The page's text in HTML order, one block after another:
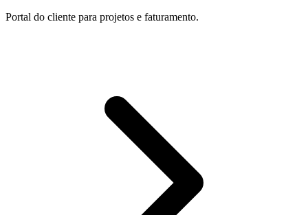
Portal do cliente para projetos e faturamento.